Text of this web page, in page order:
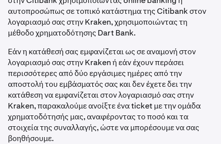
αυτοπροσώπως σε τοπικό κατάστημα της Citibank στον
λογαριασμό σας στην Kraken, χρησιμοποιώντας τη
μέθοδο χρηματοδότησης Dart Bank.
Εάν η κατάθεσή σας εμφανίζεται ως σε αναμονή στον
λογαριασμό σας στην Kraken ή εάν έχουν περάσει
περισσότερες από δύο εργάσιμες ημέρες από την
αποστολή του εμβάσματός σας και δεν έχετε δει την
κατάθεση να εμφανίζεται στον λογαριασμό σας στην
Kraken, παρακαλούμε ανοίξτε ένα ticket με την ομάδα
χρηματοδότησής μας, αναφέροντας το ποσό και τα
στοιχεία της συναλλαγής, ώστε να μπορέσουμε να σας
βοηθήσουμε.